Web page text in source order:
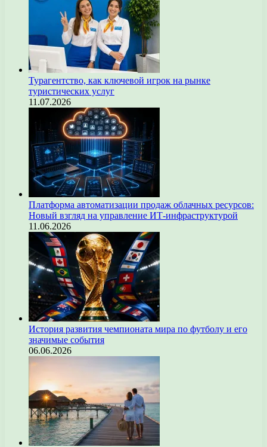
Турагентство, как ключевой игрок на рынке
туристических услуг
11.07.2026
Платформа автоматизации продаж облачных ресурсов:
Новый взгляд на управление ИТ-инфраструктурой
11.06.2026
История развития чемпионата мира по футболу и его
значимые события
06.06.2026